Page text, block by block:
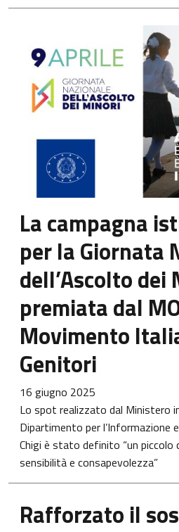
La campagna
per la Giornata
dell’Ascolto dei
premiata dal
Movimento
Genitori
16 giugno 2025
Lo spot realizzato dal Ministero
Dipartimento per l’Informazione
Chigi è stato definito “un piccolo
sensibilità e consapevolezza”
Rafforzato il